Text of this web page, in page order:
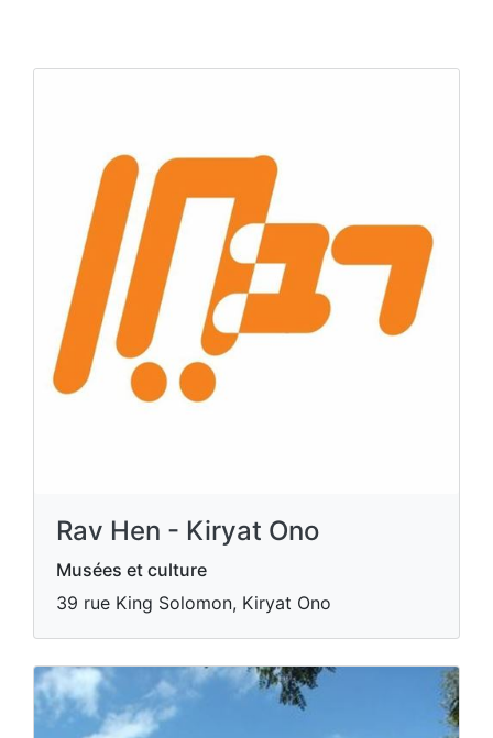
Rav Hen - Kiryat Ono
Musées et culture
39 rue King Solomon, Kiryat Ono